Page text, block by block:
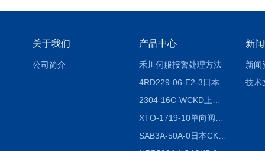
关于我们
公司简介
产品中心
禾川伺服报警处理方法
SAB3A-50A-0日本CKD全国授权代理
新
新闻
技术